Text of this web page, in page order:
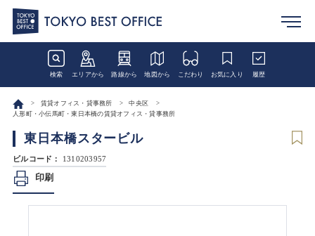
検索 エリアから 路線から 地図から こだわり お気に入り 履歴
賃貸オフィス・貸事務所
中央区
人形町・小伝馬町・東日本橋の賃貸オフィス・貸事務所
東日本橋スタービル
ビルコード： 1310203957
印刷